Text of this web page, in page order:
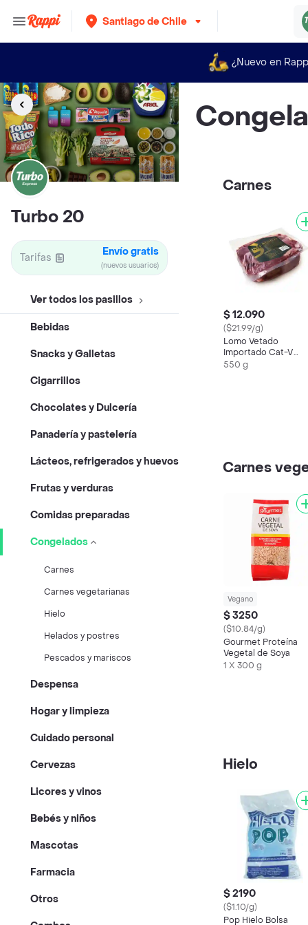
Santiago de Chile
¿Nuevo en
Turbo 20
Tarifas Envío gratis
(nuevos usuarios)
Ver todos los pasillos
Bebidas
Snacks y Galletas
Cigarrillos
Chocolates y Dulcería
Panadería y pastelería
Lácteos, refrigerados y huevos
Frutas y verduras
Comidas preparadas
Congelados
Carnes
Carnes vegetarianas
Hielo
Helados y postres
Pescados y mariscos
Despensa
Hogar y limpieza
Cuidado personal
Cervezas
Licores y vinos
Bebés y niños
Mascotas
Farmacia
Otros
Carnes
$ 12.090
($21.99/g)
Lomo Vetado
Importado Cat-V
Vacio Display
550 g
Carnes
Vegano
$ 3250
($10.84/g)
Gourmet Proteína
Vegetal de Soya
1 X 300 g
Hielo
$ 2190
($1.10/g)
Pop Hielo Bolsa